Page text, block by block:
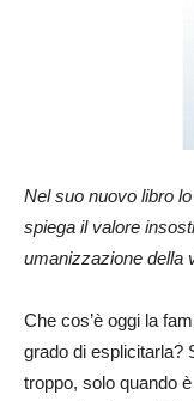
Nel suo nuovo libro
spiega il valore
umanizzazione della
Che cos’è oggi la
grado di esplicitarla?
troppo, solo quando